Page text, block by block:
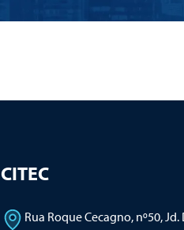
CITEC
Rua Roque Cecagno, nº50,